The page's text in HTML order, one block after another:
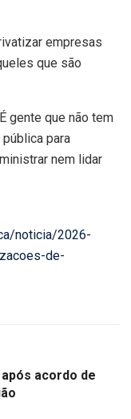
empresas
que são
gente que não tem
para
nem lidar
noticia/2026-
de-
após acordo de